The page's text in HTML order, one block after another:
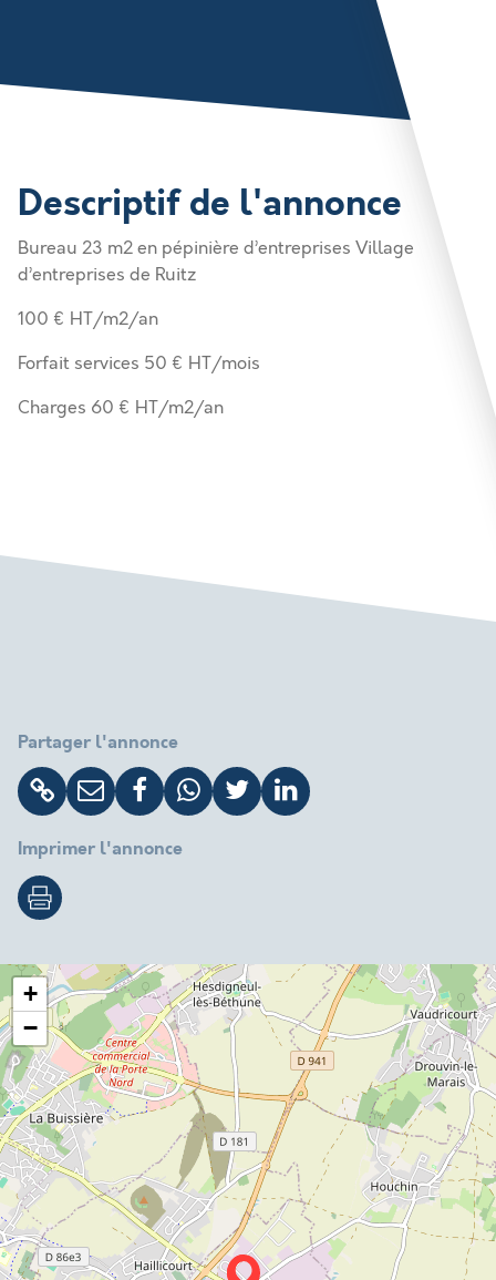
Descriptif de l'annonce
Bureau 23 m2 en pépinière d’entreprises Village
d’entreprises de Ruitz
100 € HT/m2/an
Forfait services 50 € HT/mois
Charges 60 € HT/m2/an
Partager l'annonce
Imprimer l'annonce
+
−